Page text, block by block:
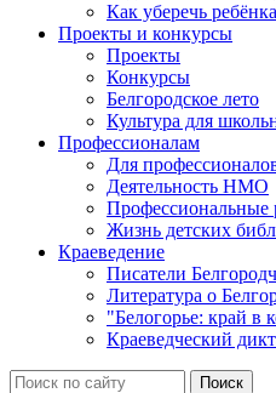
Как уберечь
Проекты и конкурсы
Проекты
Конкурсы
Белгородское лето
Культура для
Профессионалам
Для
Деятельность НМО
Профессиональные
Жизнь детских
Краеведение
Писатели
Литература о
"Белогорье: край
Краеведческий